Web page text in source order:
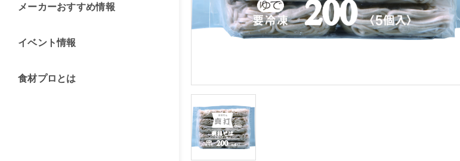
メーカーおすすめ情報
イベント情報
食材プロとは